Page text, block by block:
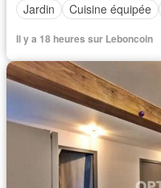
Jardin
Cuisine équipée
Il y a 18 heures sur Leboncoin